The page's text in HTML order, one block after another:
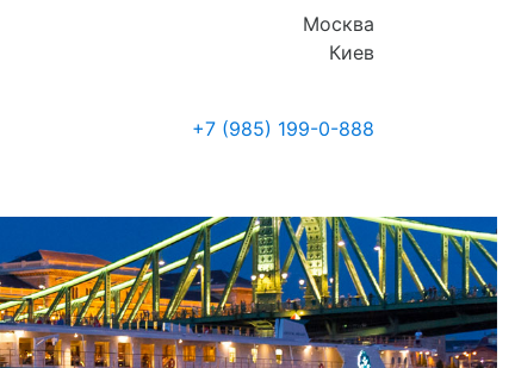
Москва
Киев
+7 (985) 199-0-888